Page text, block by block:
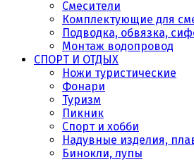
Смесители
Комплектующие для
Подводка, обвязка,
Монтаж водопровод
СПОРТ И ОТДЫХ
Ножи туристические
Фонари
Туризм
Пикник
Спорт и хобби
Надувные изделия,
Бинокли, лупы